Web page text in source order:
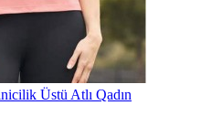
Üstü Atlı Qadın